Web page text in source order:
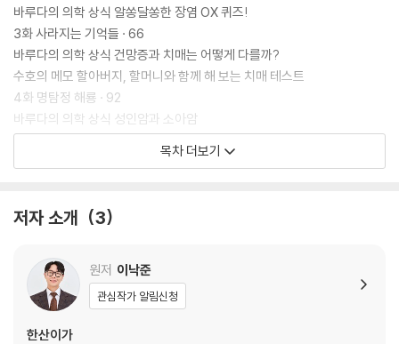
바루다의 의학 상식 알쏭달쏭한 장염 OX 퀴즈!
3화 사라지는 기억들 · 66
바루다의 의학 상식 건망증과 치매는 어떻게 다를까?
수호의 메모 할아버지, 할머니와 함께 해 보는 치매 테스트
4화 명탐정 해룡 · 92
바루다의 의학 상식 성인암과 소아암
5화 최고의 보답 · 114
바루다의 의학 상식 치매를 예방하는 생활 습관
정답 · 146
목차 더보기
저자 소개 3
원저 이낙준
관심작가 알림신청
한산이가